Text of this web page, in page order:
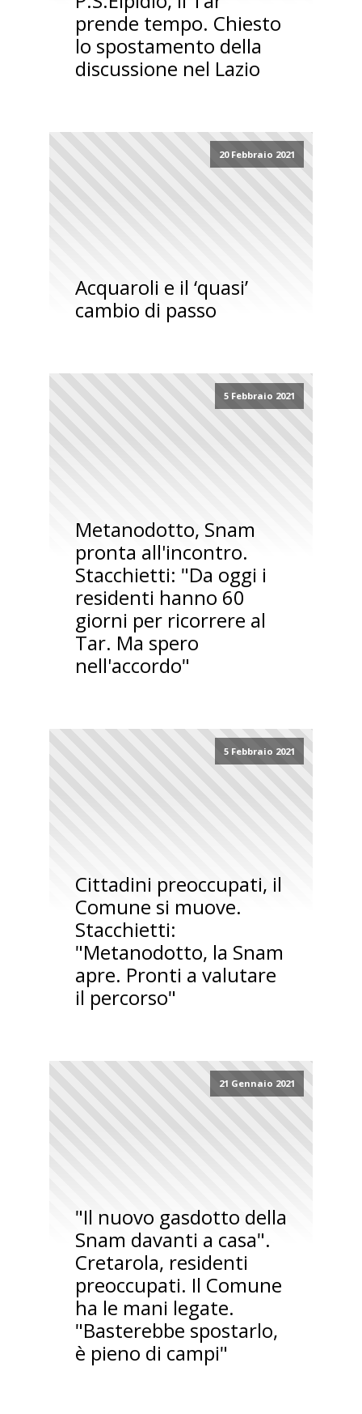
prende tempo. Chiesto
lo spostamento della
discussione nel Lazio
20 Febbraio 2021
Acquaroli e il ‘quasi’
cambio di passo
5 Febbraio 2021
Metanodotto, Snam
pronta all'incontro.
Stacchietti: "Da oggi i
residenti hanno 60
giorni per ricorrere al
Tar. Ma spero
nell'accordo"
5 Febbraio 2021
Cittadini preoccupati, il
Comune si muove.
Stacchietti:
"Metanodotto, la Snam
apre. Pronti a valutare
il percorso"
21 Gennaio 2021
"Il nuovo gasdotto della
Snam davanti a casa".
Cretarola, residenti
preoccupati. Il Comune
ha le mani legate.
"Basterebbe spostarlo,
è pieno di campi"